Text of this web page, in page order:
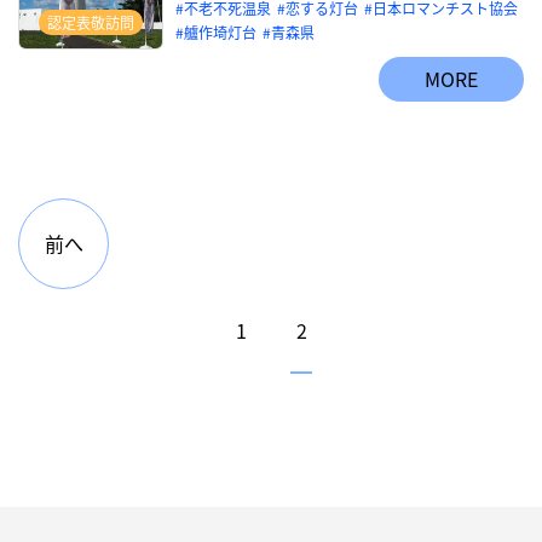
認定表敬訪問
不老不死温泉 恋する灯台
日本ロマンチスト協会
艫作埼灯台
青森県
MORE
前へ
1 2